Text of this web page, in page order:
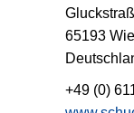
65193
+49 (0)